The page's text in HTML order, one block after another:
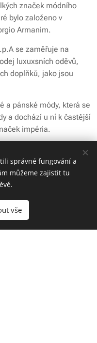
značek módního
bylo založeno v
Armanim.
se zaměřuje na
luxuxsních oděvů,
doplňků, jako jsou
a pánské módy, která se
a dochází u ní k častější
impéria.
z celého
velmi
brýle (ceny jsou o 15%
Armani)
správné fungování a
můžeme zajistit tu
vše